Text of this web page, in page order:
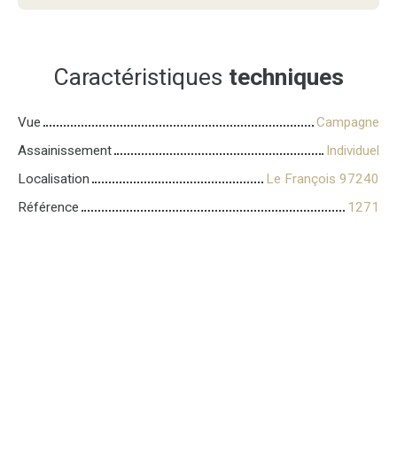
Caractéristiques techniques
Vue
Campagne
Assainissement
Individuel
Localisation
Le François 97240
Référence
1271